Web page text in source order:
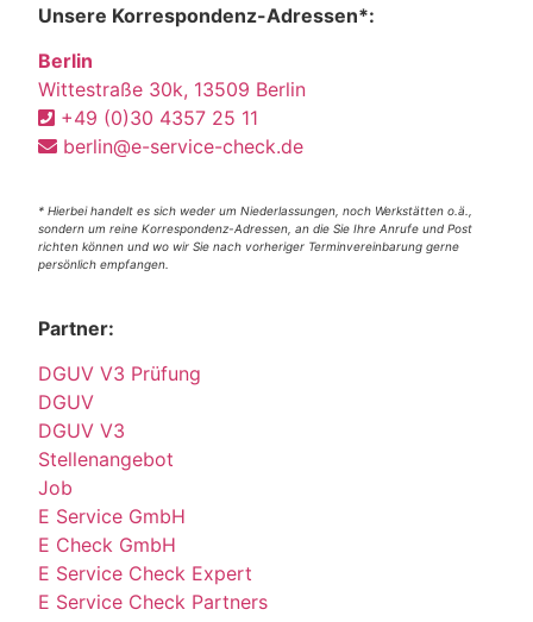
Unsere Korrespondenz-Adressen*:
Berlin
Wittestraße 30k, 13509 Berlin
+49 (0)30 4357 25 11
berlin@e-service-check.de
* Hierbei handelt es sich weder um Niederlassungen, noch Werkstätten o.ä.,
sondern um reine Korrespondenz-Adressen, an die Sie Ihre Anrufe und Post
richten können und wo wir Sie nach vorheriger Terminvereinbarung gerne
persönlich empfangen.
Partner:
DGUV V3 Prüfung
DGUV
DGUV V3
Stellenangebot
Job
E Service GmbH
E Check GmbH
E Service Check Expert
E Service Check Partners